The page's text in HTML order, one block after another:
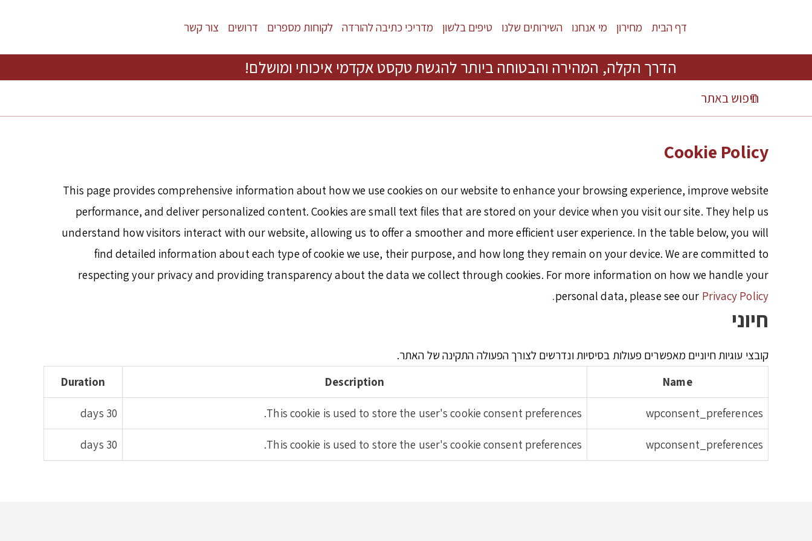
דף הבית מחירון מי אנחנו השירותים שלנו טיפים בלשון מדריכי כתיבה להורדה לקוחות מספרים דרושים צור קשר
הדרך הקלה, המהירה והבטוחה ביותר להגשת טקסט אקדמי איכותי ומושלם!
Cookie Policy
This page provides comprehensive information about how we use cookies on our website to enhance your browsing experience, improve website
performance, and deliver personalized content. Cookies are small text files that are stored on your device when you visit our site. They help us
understand how visitors interact with our website, allowing us to offer a smoother and more efficient user experience. In the table below, you will
find detailed information about each type of cookie we use, their purpose, and how long they remain on your device. We are committed to
respecting your privacy and providing transparency about the data we collect through cookies. For more information on how we handle your
personal data, please see our Privacy Policy.
חיוני
קובצי עוגיות חיוניים מאפשרים פעולות בסיסיות ונדרשים לצורך הפעולה התקינה של האתר.
Name
Description
Duration
wpconsent_preferences
This cookie is used to store the user's cookie consent preferences.
30 days
wpconsent_preferences
This cookie is used to store the user's cookie consent preferences.
30 days